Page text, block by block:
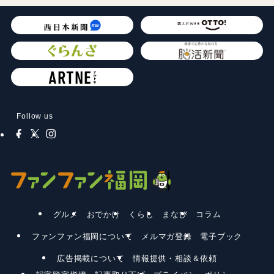
Follow us
グルメ おでかけ くらし まなび コラム
ファンファン福岡について メルマガ登録 電子ブック
広告掲載について
情報提供・相談＆依頼